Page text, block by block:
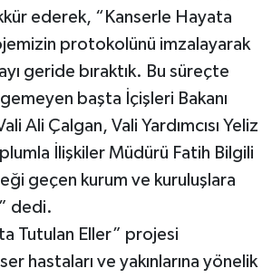
ederek, “Kanserle Hayata
protokolünü imzalayarak
geride bıraktık. Bu süreçte
başta İçişleri Bakanı
Ali Çalgan, Vali Yardımcısı Yeliz
İlişkiler Müdürü Fatih Bilgili
geçen kurum ve kuruluşlara
dedi.
Tutulan Eller” projesi
hastaları ve yakınlarına yönelik